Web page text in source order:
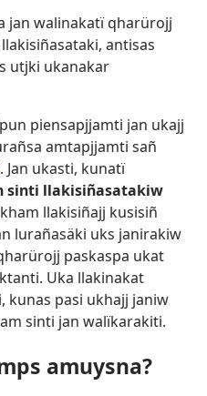
jan walinakatï qharürojj
antisas
utjki ukanakar
piensapjjamti jan ukajj
amtapjjamti sañ
Jan ukasti, kunatï
sinti llakisiñasatakiw
llakisiñajj kusisiñ
lurañasäki uks janirakiw
paskaspa ukat
Uka llakinakat
kunas pasi ukhajj janiw
sinti jan walïkarakiti.
amuysna?